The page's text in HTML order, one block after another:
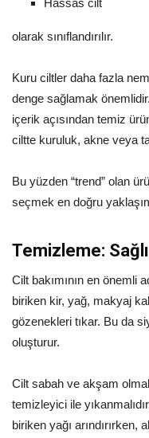
Hassas cilt
olarak sınıflandırılır.
Kuru ciltler daha fazla
denge sağlamak
içerik açısından temiz
ciltte kuruluk, akne veya
Bu yüzden “trend” olan
seçmek en doğru
Temizleme:
Cilt bakımının en önemli
biriken kir, yağ, makyaj
gözenekleri tıkar. Bu da
oluşturur.
Cilt sabah ve akşam
temizleyici ile
biriken yağı